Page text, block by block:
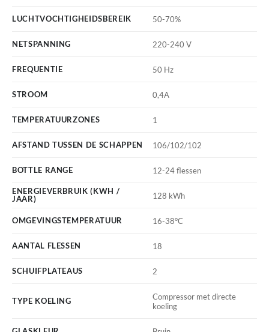
LUCHTVOCHTIGHEIDSBEREIK 50-70%
NETSPANNING 220-240 V
FREQUENTIE 50 Hz
STROOM 0,4A
TEMPERATUURZONES 1
AFSTAND TUSSEN DE SCHAPPEN 106/102/102
BOTTLE RANGE 12-24 flessen
ENERGIEVERBRUIK (KWH /
JAAR)
128 kWh
OMGEVINGSTEMPERATUUR 16-38°C
AANTAL FLESSEN 18
SCHUIFPLATEAUS 2
TYPE KOELING
Compressor met directe
koeling